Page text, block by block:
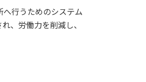
行うためのシステム
、労働力を削減し、